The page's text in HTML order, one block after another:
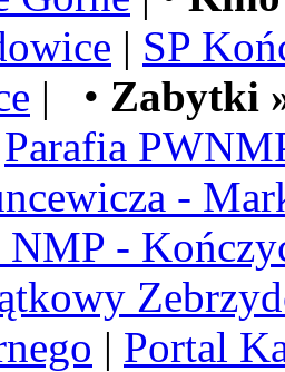
| SP
| • Zabytki
Parafia
-
-
| Portal